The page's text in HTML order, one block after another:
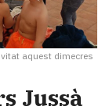
aquest dimecres
Jussà